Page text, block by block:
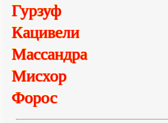
Гурзуф
Кацивели
Массандра
Мисхор
Форос